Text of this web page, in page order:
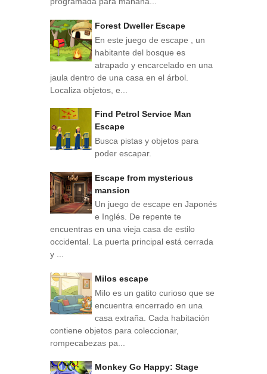
Forest Dweller Escape
En este juego de escape , un
habitante del bosque es
atrapado y encarcelado en una
jaula dentro de una casa en el árbol.
Localiza objetos, e...
Find Petrol Service Man
Escape
Busca pistas y objetos para
poder escapar.
Escape from mysterious
mansion
Un juego de escape en Japonés
e Inglés. De repente te
encuentras en una vieja casa de estilo
occidental. La puerta principal está cerrada
y ...
Milos escape
Milo es un gatito curioso que se
encuentra encerrado en una
casa extraña. Cada habitación
contiene objetos para coleccionar,
rompecabezas pa...
Monkey Go Happy: Stage